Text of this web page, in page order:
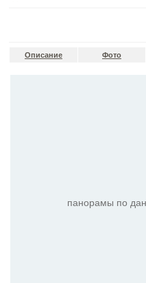
Описание Фото
панорамы по